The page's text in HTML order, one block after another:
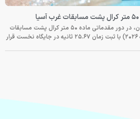
هومر عباسی، شناگر تیم ملی ایران، در دور مقدماتی ماده ۵۰ متر کرال پشت مسابقات